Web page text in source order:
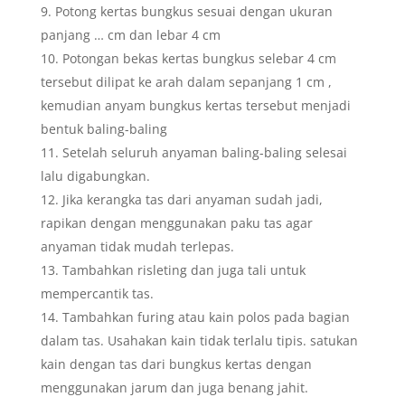
Potong kertas bungkus sesuai dengan ukuran
panjang … cm dan lebar 4 cm
Potongan bekas kertas bungkus selebar 4 cm
tersebut dilipat ke arah dalam sepanjang 1 cm ,
kemudian anyam bungkus kertas tersebut menjadi
bentuk baling-baling
Setelah seluruh anyaman baling-baling selesai
lalu digabungkan.
Jika kerangka tas dari anyaman sudah jadi,
rapikan dengan menggunakan paku tas agar
anyaman tidak mudah terlepas.
Tambahkan risleting dan juga tali untuk
mempercantik tas.
Tambahkan furing atau kain polos pada bagian
dalam tas. Usahakan kain tidak terlalu tipis. satukan
kain dengan tas dari bungkus kertas dengan
menggunakan jarum dan juga benang jahit.